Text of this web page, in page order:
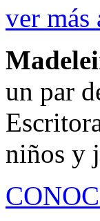
ver más
un par
niños y